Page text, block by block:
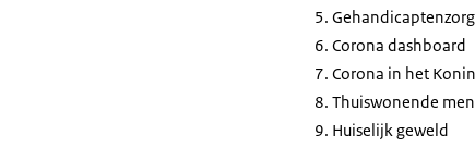
Gehandicaptenzorg
Corona dashboard
Corona in het
Thuiswonende
Huiselijk geweld